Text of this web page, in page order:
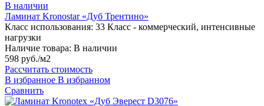
В наличии
Ламинат Kronostar «Дуб Трентино»
Класс использования: 33 Класс - коммерческий, интенсивные
нагрузки
Наличие товара: В наличии
598 руб./м2
Рассчитать стоимость
В избранное В избранном
Сравнить